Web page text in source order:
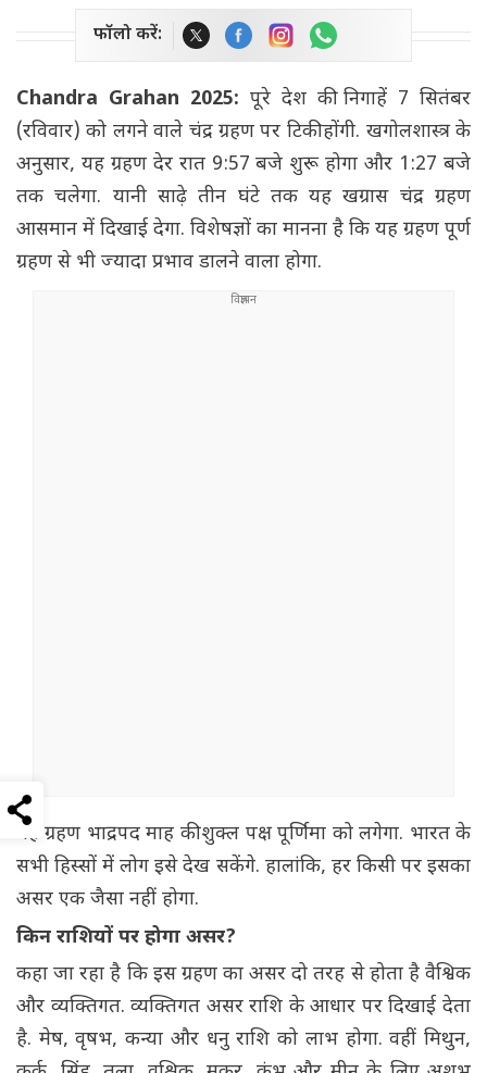
फॉलो करें:
Chandra Grahan 2025: पूरे देश की निगाहें 7 सितंबर
(रविवार) को लगने वाले चंद्र ग्रहण पर टिकी होंगी. खगोलशास्त्र के
अनुसार, यह ग्रहण देर रात 9:57 बजे शुरू होगा और 1:27 बजे
तक चलेगा. यानी साढ़े तीन घंटे तक यह खग्रास चंद्र ग्रहण
आसमान में दिखाई देगा. विशेषज्ञों का मानना है कि यह ग्रहण पूर्ण
ग्रहण से भी ज्यादा प्रभाव डालने वाला होगा.
यह ग्रहण भाद्रपद माह की शुक्ल पक्ष पूर्णिमा को लगेगा. भारत के
सभी हिस्सों में लोग इसे देख सकेंगे. हालांकि, हर किसी पर इसका
असर एक जैसा नहीं होगा.
किन राशियों पर होगा असर?
कहा जा रहा है कि इस ग्रहण का असर दो तरह से होता है वैश्विक
और व्यक्तिगत. व्यक्तिगत असर राशि के आधार पर दिखाई देता
है. मेष, वृषभ, कन्या और धनु राशि को लाभ होगा. वहीं मिथुन,